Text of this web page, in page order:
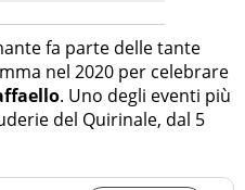
fa parte delle tante
nel 2020 per celebrare
. Uno degli eventi più
del Quirinale, dal 5